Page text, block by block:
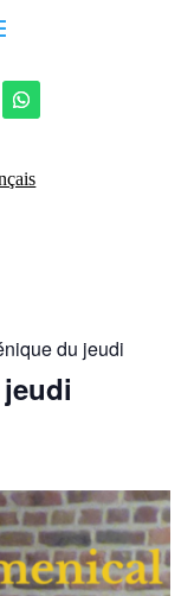
du jeudi